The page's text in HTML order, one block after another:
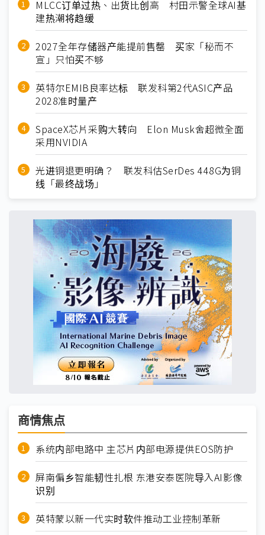
MLCC订单过热、出货比创高 村田示警全球AI基
建热潮将趋缓
2027全年存储器产能提前售罄 买家「秘而不
宣」只怕买不够
英特尔EMIB良率达标 联发科第2代ASIC产品
2028准时量产
SpaceX芯片采购大转向 Elon Musk舍超微全面
采用NVIDIA
光进铜退更明确？ 联发科估SerDes 448G为铜
线「最终战场」
商情焦点
系统内部电路中 主芯片内部电源提供EOS防护
屏南偏乡智能韧性扎根 东港安泰医院导入AI影像
识别
英特蒙以新一代实时软件推动工业控制革新